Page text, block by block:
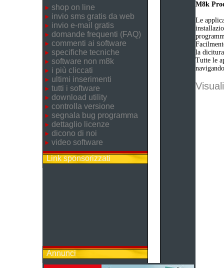
shop on line
invio sms gratis da web
invio e-mail gratis
domande frequenti (FAQ)
commenti ai software
specifiche tecniche
software non m8k
i più cliccati
ultimi inserimenti
tutti i software
download utility
controlla versione
segnala bug programma
dettaglio licenze
dicono di noi
video software
Link sponsorizzati
Annunci
M8k
Le
la
Tutte le